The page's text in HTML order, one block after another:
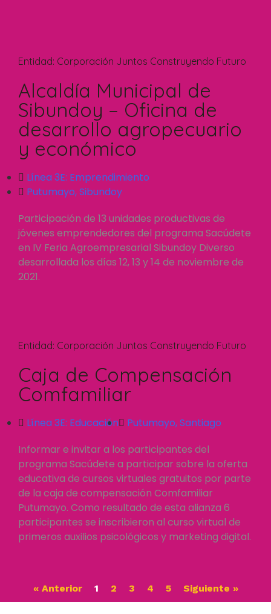
Entidad: Corporación Juntos Construyendo Futuro
Alcaldía Municipal de
Sibundoy – Oficina de
desarrollo agropecuario
y económico
Línea 3E: Emprendimiento
Putumayo,Sibundoy
Participación de 13 unidades productivas de
jóvenes emprendedores del programa Sacúdete
en IV Feria Agroempresarial Sibundoy Diverso
desarrollada los días 12, 13 y 14 de noviembre de
2021.
Entidad: Corporación Juntos Construyendo Futuro
Caja de Compensación
Comfamiliar
Línea 3E: Educación Putumayo,Santiago
Informar e invitar a los participantes del
programa Sacúdete a participar sobre la oferta
educativa de cursos virtuales gratuitos por parte
de la caja de compensación Comfamiliar
Putumayo. Como resultado de esta alianza 6
participantes se inscribieron al curso virtual de
primeros auxilios psicológicos y marketing digital.
« Anterior 1 2 3 4 5 Siguiente »